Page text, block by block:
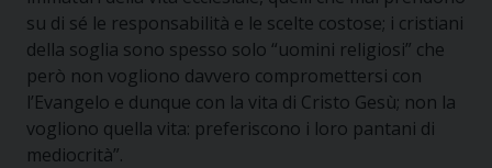
su di sé le responsabilità e le scelte costose; i cristiani
della soglia sono spesso solo “uomini religiosi” che
però non vogliono davvero compromettersi con
l’Evangelo e dunque con la vita di Cristo Gesù; non la
vogliono quella vita: preferiscono i loro pantani di
mediocrità”.